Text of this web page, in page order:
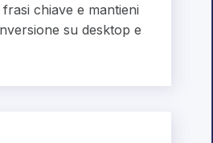
chiave e mantieni
su desktop e